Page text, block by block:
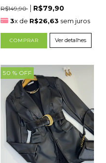
R$149,90 R$79,90
3x de R$26,63 sem juros
COMPRAR Ver detalhes
50 % OFF